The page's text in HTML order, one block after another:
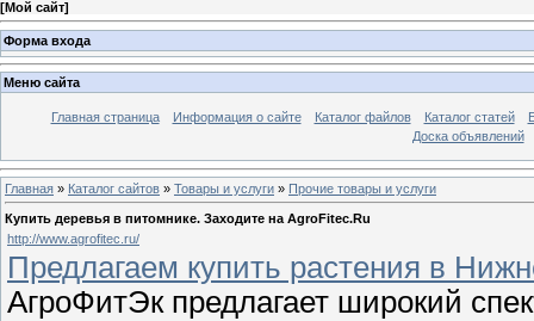
[Мой сайт]
Форма входа
Меню сайта
Главная страница Информация о сайте Каталог файлов Каталог статей
Доска объявлений
Главная » Каталог сайтов » Товары и услуги » Прочие товары и услуги
Купить деревья в питомнике. Заходите на AgroFitec.Ru
http://www.agrofitec.ru/
Предлагаем купить растения в
АгроФитЭк предлагает широкий